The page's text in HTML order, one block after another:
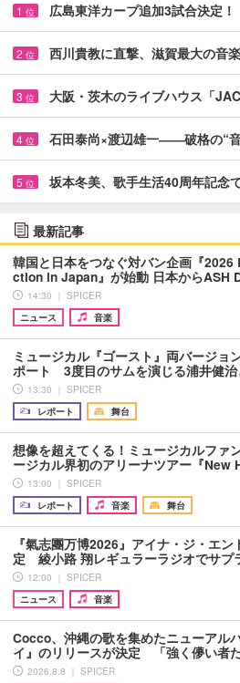
1 位 広島東洋カープ追加3試合決定
2 位 西川貴教に直撃、滋賀最大の音
3 位 大阪・茨木のライブハウス「
4 位 石田泰尚×渡辺雄一――破格の“
5 位 坂本冬美、歌手生活40周年記念
最新記事
韓国と日本をつなぐ対バン企画『
ction in Japan』が始動 日本からASH
14:30 ｜ SPICER
ニュース
音楽
ミュージカル『ゴースト』両バージョ
ポート 3度目のサムを演じる浦井健
13:30 ｜ SPICER
レポート
舞台
想像を超えてくる！ミュージカルファ
ージカル界初のアリーナツアー『New
13:00 ｜ SPICER
レポート
音楽 舞台
『氣志團万博2026』アイナ・ジ・エン
定 綾小路 翔レギュラーラジオでサプ
12:00 ｜ SPICER
ニュース
音楽
Cocco、沖縄の歌を集めたニューアル
イ』のリリースが決定 「強く儚い者
2026.8.8 ｜ SPICER